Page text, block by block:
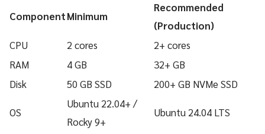
ComponentMinimum
Recommended
(Production)
CPU
2 cores
2+ cores
RAM
4 GB
32+ GB
Disk
50 GB SSD 200+ GB NVMe SSD
OS
Ubuntu 22.04+ /
Rocky 9+
Ubuntu 24.04 LTS